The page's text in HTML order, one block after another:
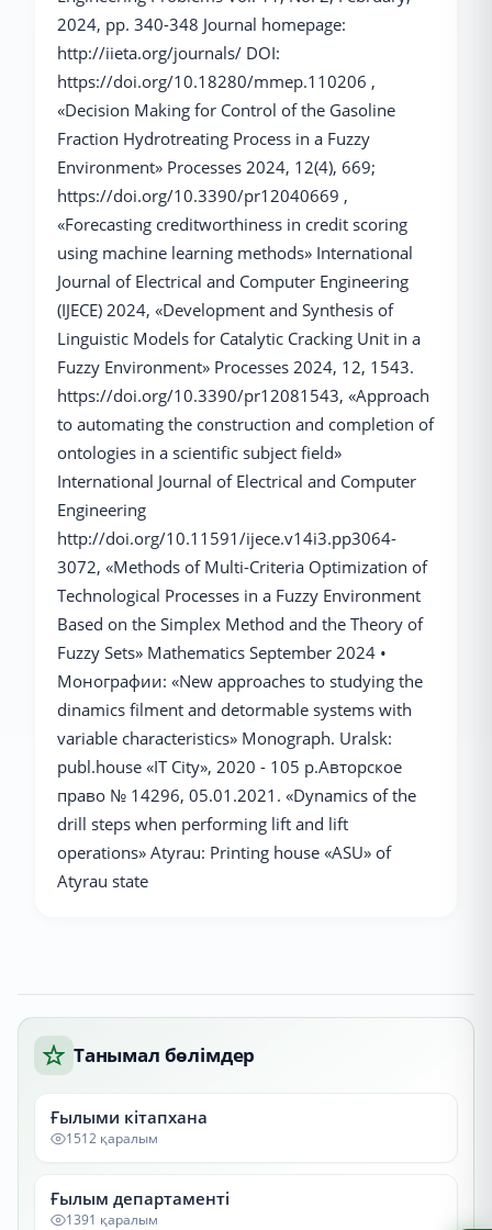
2024, pp. 340-348 Journal homepage:
http://iieta.org/journals/ DOI:
https://doi.org/10.18280/mmep.110206 ,
«Decision Making for Control of the Gasoline
Fraction Hydrotreating Process in a Fuzzy
Environment» Processes 2024, 12(4), 669;
https://doi.org/10.3390/pr12040669 ,
«Forecasting creditworthiness in credit scoring
using machine learning methods» International
Journal of Electrical and Computer Engineering
(IJECE) 2024, «Development and Synthesis of
Linguistic Models for Catalytic Cracking Unit in a
Fuzzy Environment» Processes 2024, 12, 1543.
https://doi.org/10.3390/pr12081543, «Approach
to automating the construction and completion of
ontologies in a scientific subject field»
International Journal of Electrical and Computer
Engineering
http://doi.org/10.11591/ijece.v14i3.pp3064-
3072, «Methods of Multi-Criteria Optimization of
Technological Processes in a Fuzzy Environment
Based on the Simplex Method and the Theory of
Fuzzy Sets» Mathematics September 2024 •
Монографии: «New approaches to studying the
dinamics filment and detormable systems with
variable characteristics» Monograph. Uralsk:
publ.house «IT City», 2020 - 105 p.Авторское
право № 14296, 05.01.2021. «Dynamics of the
drill steps when performing lift and lift
operations» Atyrau: Printing house «ASU» of
Atyrau state
Танымал бөлімдер
Ғылыми кітапхана
1512 қаралым
Ғылым департаменті
1391 қаралым